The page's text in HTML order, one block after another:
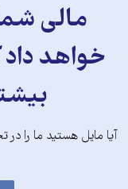
مالی
خواهد
آیا مایل هستید ما را